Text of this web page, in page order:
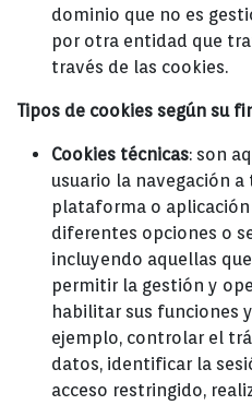
dominio que no es
por otra entidad que
través de las cookies.
Tipos de cookies según su
Cookies técnicas: son
usuario la navegación
plataforma o
diferentes opciones o
incluyendo aquellas
permitir la gestión y
habilitar sus funciones
ejemplo, controlar el
datos, identificar la
acceso restringido,